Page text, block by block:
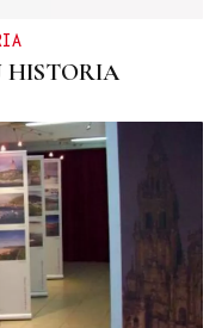
HISTORIA